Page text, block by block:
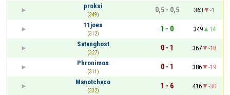
proksi
(349)
0,5 - 0,5 363
-1
11joes
(312)
1 - 0 349
14
Satanghost
(327)
0 - 1 367
-18
Phronimos
(311)
0 - 1 386
-19
Manotchaco
(332)
1 - 6 416
-30